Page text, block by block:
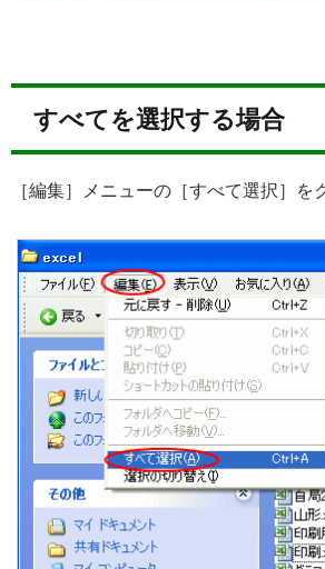
すべてを選択する場合
［編集］メニューの［すべて選択］を